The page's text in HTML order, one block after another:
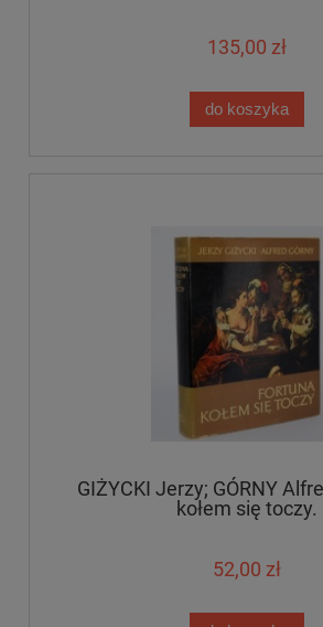
135,00 zł
do koszyka
GIŻYCKI Jerzy; GÓRNY
kołem się toczy.
52,00 zł